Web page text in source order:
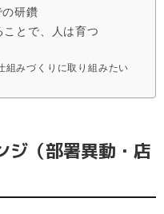
研鑽
とで、人は育つ
組みづくりに取り組みたい
（部署異動・店